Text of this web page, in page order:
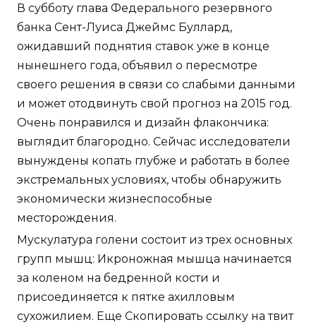
В субботу глава Федерального резервного
банка Сент-Луиса Джеймс Буллард,
ожидавший поднятия ставок уже в конце
нынешнего года, объявил о пересмотре
своего решения в связи со слабыми данными
и может отодвинуть свой прогноз на 2015 год.
Очень понравился и дизайн флакончика:
выглядит благородно. Сейчас исследователи
вынуждены копать глубже и работать в более
экстремальных условиях, чтобы обнаружить
экономически жизнеспособные
месторождения.
Мускулатура голени состоит из трех основных
групп мышц: Икроножная мышца начинается
за коленом на бедренной кости и
присоединяется к пятке ахилловым
сухожилием. Еще Скопировать ссылку на твит